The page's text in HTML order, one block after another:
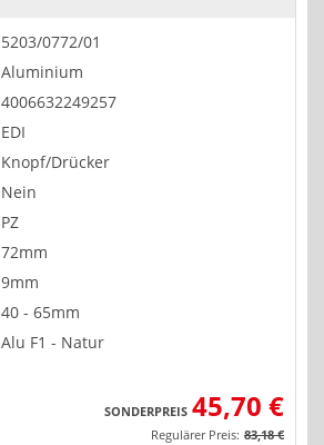
5203/0772/01
Aluminium
4006632249257
EDI
Knopf/Drücker
Nein
PZ
72mm
9mm
40 - 65mm
Alu F1 - Natur
SONDERPREIS 45,70 €
Regulärer Preis: 83,18 €